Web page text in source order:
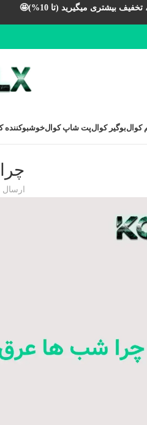
بیشتری میگیرید (تا 10%)🤩
کوالبوگیر کوالپت شاپ کوالخوشبوکننده